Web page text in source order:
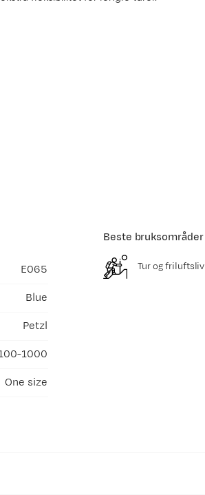
E065
Blue
Petzl
1000
One size
Beste bruksområder
Tur og friluftsliv